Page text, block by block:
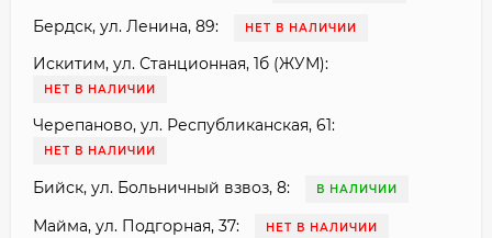
Бердск, ул. Ленина, 89: НЕТ В НАЛИЧИИ
Искитим, ул. Станционная, 1б (ЖУМ):
НЕТ В НАЛИЧИИ
Черепаново, ул. Республиканская, 61:
НЕТ В НАЛИЧИИ
Бийск, ул. Больничный взвоз, 8: В НАЛИЧИИ
Майма, ул. Подгорная, 37: НЕТ В НАЛИЧИИ